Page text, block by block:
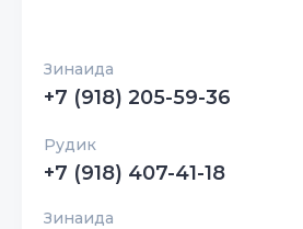
Зинаида
+7 (918) 205-59-36
Рудик
+7 (918) 407-41-18
Зинаида